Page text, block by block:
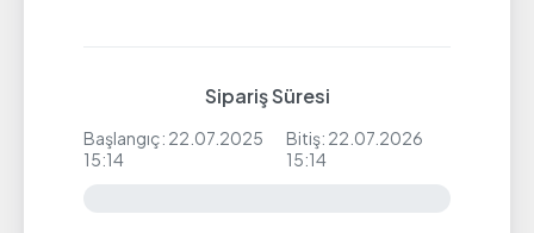
Sipariş Süresi
Başlangıç: 22.07.2025
15:14
Bitiş: 22.07.2026
15:14